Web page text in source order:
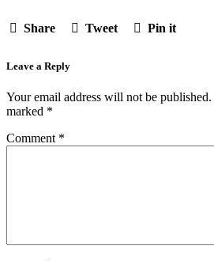
Share Tweet Pin it
Leave a Reply
Your email address will not be published.
marked *
Comment *